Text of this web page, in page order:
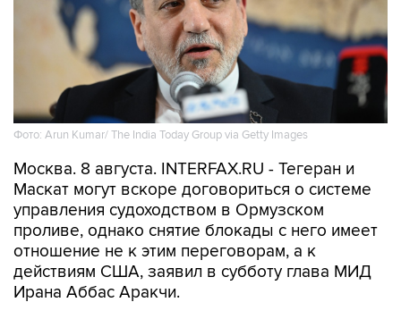
Фото: Arun Kumar/ The India Today Group via Getty Images
Москва. 8 августа. INTERFAX.RU - Тегеран и
Маскат могут вскоре договориться о системе
управления судоходством в Ормузском
проливе, однако снятие блокады с него имеет
отношение не к этим переговорам, а к
действиям США, заявил в субботу глава МИД
Ирана Аббас Аракчи.